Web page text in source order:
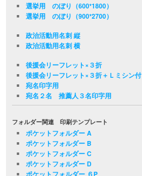
選挙用 のぼり（600*1800）
選挙用 のぼり（900*2700）
政治活動用名刺 縦
政治活動用名刺 横
後援会リーフレット×３折
後援会リーフレット×３折＋Ｌミシン付
宛名印字用
宛名２名 推薦人３名印字用
フォルダー関連 印刷テンプレート
ポケットフォルダー A
ポケットフォルダー B
ポケットフォルダー C
ポケットフォルダー D
ポケットフォルダー ６P